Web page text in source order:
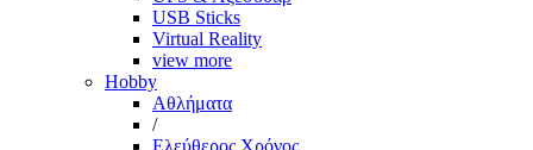
USB Sticks
Virtual Reality
view more
Hobby
Αθλήματα
/
Ελεύθερος Χρόνος